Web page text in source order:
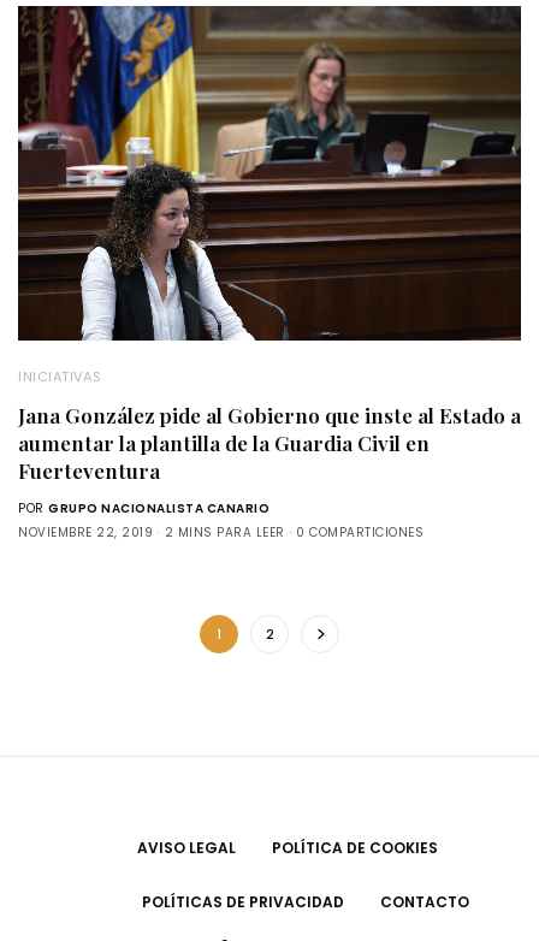
INICIATIVAS
Jana González pide al Gobierno que inste al Estado a
aumentar la plantilla de la Guardia Civil en
Fuerteventura
POR GRUPO NACIONALISTA CANARIO
NOVIEMBRE 22, 2019
2 MINS PARA LEER 0 COMPARTICIONES
1 2
AVISO LEGAL POLÍTICA DE COOKIES
POLÍTICAS DE PRIVACIDAD CONTACTO